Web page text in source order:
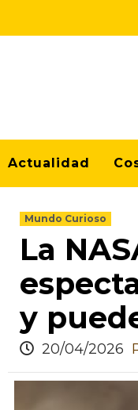
Actualidad
Mundo Curioso
La
y
20/04/2026